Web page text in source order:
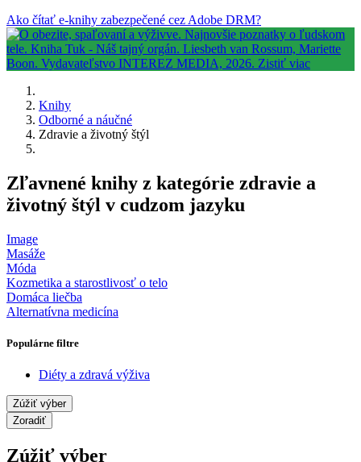
Ako čítať e-knihy zabezpečené cez Adobe DRM?
Knihy
Odborné a náučné
Zdravie a životný štýl
Zľavnené knihy z kategórie zdravie a
životný štýl v cudzom jazyku
Image
Masáže
Móda
Kozmetika a starostlivosť o telo
Domáca liečba
Alternatívna medicína
Populárne filtre
Diéty a zdravá výživa
Zúžiť výber
Zoradiť
Zúžiť výber